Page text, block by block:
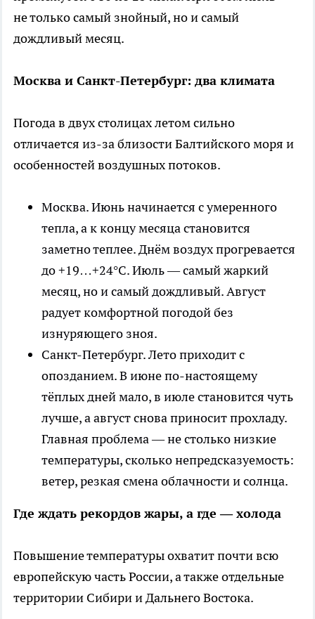
не только самый знойный, но и самый
дождливый месяц.
Москва и Санкт-Петербург: два климата
Погода в двух столицах летом сильно
отличается из-за близости Балтийского моря и
особенностей воздушных потоков.
Москва. Июнь начинается с умеренного
тепла, а к концу месяца становится
заметно теплее. Днём воздух прогревается
до +19…+24°C. Июль — самый жаркий
месяц, но и самый дождливый. Август
радует комфортной погодой без
изнуряющего зноя.
Санкт-Петербург. Лето приходит с
опозданием. В июне по-настоящему
тёплых дней мало, в июле становится чуть
лучше, а август снова приносит прохладу.
Главная проблема — не столько низкие
температуры, сколько непредсказуемость:
ветер, резкая смена облачности и солнца.
Где ждать рекордов жары, а где — холода
Повышение температуры охватит почти всю
европейскую часть России, а также отдельные
территории Сибири и Дальнего Востока.